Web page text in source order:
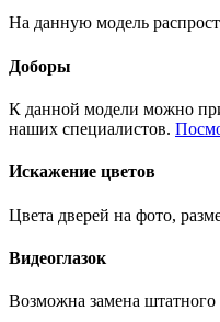
На данную модель
Доборы
К данной модели можно
наших специалистов.
Искажение цветов
Цвета дверей на фото,
Видеоглазок
Возможна замена штатного